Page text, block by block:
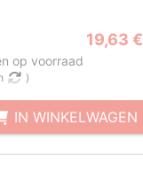
19,63 €
op voorraad
)
IN WINKELWAGEN